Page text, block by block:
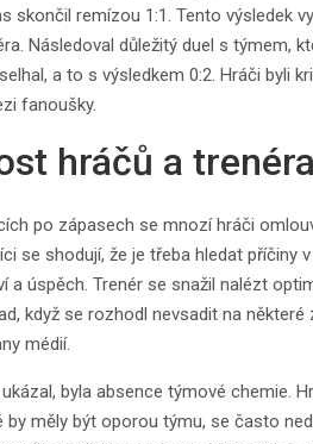
skončil remízou 1:1. Tento výsledek
Následoval důležitý duel s týmem,
a to s výsledkem 0:2. Hráči byli
fanoušky.
hráčů a trenéra
po zápasech se mnozí hráči
se shodují, že je třeba hledat příčiny
a úspěch. Trenér se snažil nalézt
když se rozhodl nevsadit na
médií.
byla absence týmové chemie.
by měly být oporou týmu, se často